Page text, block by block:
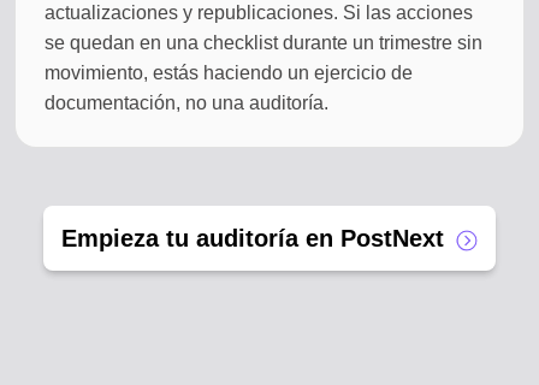
actualizaciones y republicaciones. Si las acciones
se quedan en una checklist durante un trimestre sin
movimiento, estás haciendo un ejercicio de
documentación, no una auditoría.
Empieza tu auditoría en PostNext